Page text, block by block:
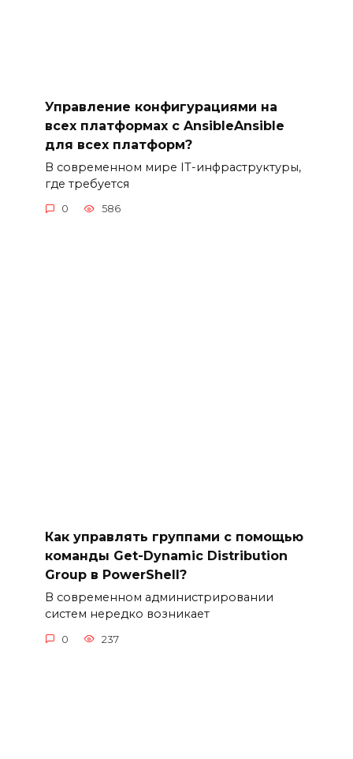
Управление конфигурациями на
всех платформах с AnsibleAnsible
для всех платформ?
В современном мире IT-инфраструктуры,
где требуется
0 586
Как управлять группами с помощью
команды Get-Dynamic Distribution
Group в PowerShell?
В современном администрировании
систем нередко возникает
0 237